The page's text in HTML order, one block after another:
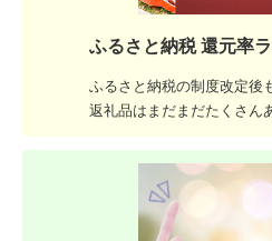
ふるさと納税 還元率
ふるさと納税の制度改定後
返礼品はまだまだたくさん